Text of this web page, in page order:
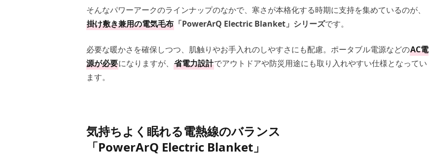
そんなパワーアークのラインナップのなかで、寒さが本格化する時期に支持を集めているのが、
掛け敷き兼用の電気毛布「PowerArQ Electric Blanket」シリーズです。
必要な暖かさを確保しつつ、肌触りやお手入れのしやすさにも配慮。ポータブル電源などのAC電
源が必要になりますが、 省電力設計でアウトドアや防災用途にも取り入れやすい仕様となってい
ます。
気持ちよく眠れる電熱線のバランス
「PowerArQ Electric Blanket」